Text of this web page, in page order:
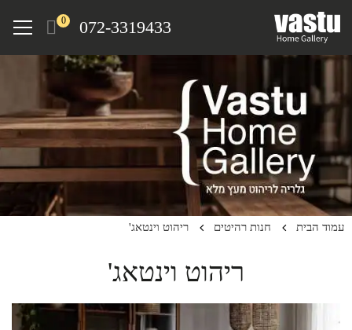
072-3319433
0
Menu
עמוד הבית חנות רהיטים ריהוט וינטאג'
ריהוט וינטאג'